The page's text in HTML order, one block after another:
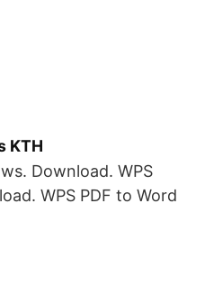
KTH
Download. WPS
WPS PDF to Word